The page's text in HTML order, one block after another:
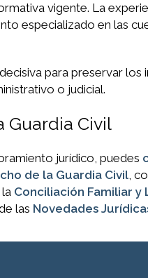
vigente. La
especializado en las
para preservar
o judicial.
Guardia Civil
jurídico, puedes
de la Guardia Civil,
Conciliación Familiar y
las Novedades